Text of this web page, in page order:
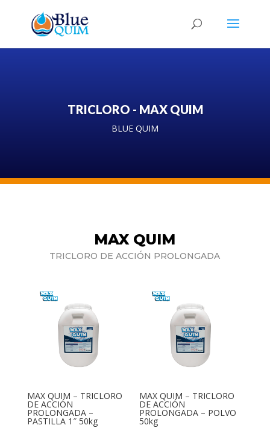
TRICLORO - MAX QUIM
BLUE QUIM
MAX QUIM
TRICLORO DE ACCIÓN PROLONGADA
MAX QUIM – TRICLORO
DE ACCIÓN
PROLONGADA –
PASTILLA 1″ 50kg
MAX QUIM – TRICLORO
DE ACCIÓN
PROLONGADA – POLVO
50kg